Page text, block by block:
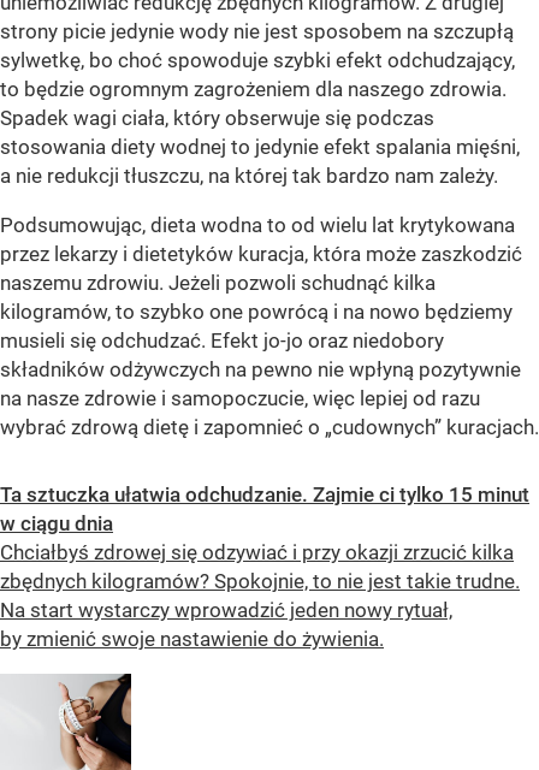
strony picie jedynie wody nie jest sposobem na szczupłą
sylwetkę, bo choć spowoduje szybki efekt odchudzający,
to będzie ogromnym zagrożeniem dla naszego zdrowia.
Spadek wagi ciała, który obserwuje się podczas
stosowania diety wodnej to jedynie efekt spalania mięśni,
a nie redukcji tłuszczu, na której tak bardzo nam zależy.
Podsumowując, dieta wodna to od wielu lat krytykowana
przez lekarzy i dietetyków kuracja, która może zaszkodzić
naszemu zdrowiu. Jeżeli pozwoli schudnąć kilka
kilogramów, to szybko one powrócą i na nowo będziemy
musieli się odchudzać. Efekt jo-jo oraz niedobory
składników odżywczych na pewno nie wpłyną pozytywnie
na nasze zdrowie i samopoczucie, więc lepiej od razu
wybrać zdrową dietę i zapomnieć o „cudownych” kuracjach.
Ta sztuczka ułatwia odchudzanie. Zajmie ci tylko 15 minut
w ciągu dnia
Chciałbyś zdrowej się odzywiać i przy okazji zrzucić kilka
zbędnych kilogramów? Spokojnie, to nie jest takie trudne.
Na start wystarczy wprowadzić jeden nowy rytuał,
by zmienić swoje nastawienie do żywienia.